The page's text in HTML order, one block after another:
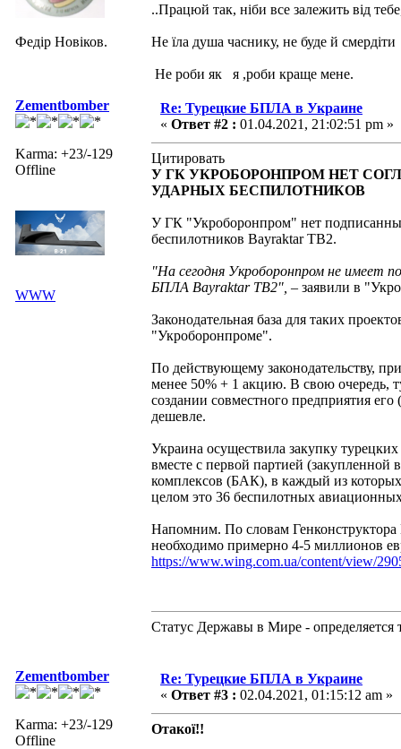
Федір Новіков.
..Працюй так, ніби все залежить від
Не їла душа часнику, не буде й смердіти
Не роби як я ,роби краще мене.
Zementbomber
Karma: +23/-129
Offline
WWW
Re: Турецкие БПЛА в Украине
« Ответ #2 : 01.04.2021, 21:02:51 pm »
Цитировать
У ГК УКРОБОРОНПРОМ НЕТ
УДАРНЫХ БЕСПИЛОТНИКОВ
У ГК "Укроборонпром" нет
беспилотников Bayraktar TB2.
"На сегодня Укроборонпром не имеет
БПЛА Bayraktar TB2", – заявили в
Законодательная база для таких
"Укроборонпроме".
По действующему законодательству,
менее 50% + 1 акцию. В свою очередь,
создании совместного предприятия
дешевле.
Украина осуществила закупку
вместе с первой партией
комплексов (БАК), в каждый из
целом это 36 беспилотных
Напомним. По словам
необходимо примерно 4-5 миллионов
https://www.wing.com.ua/content/view/
Статус Державы в Мире - определяется
Zementbomber
Karma: +23/-129
Offline
Re: Турецкие БПЛА в Украине
« Ответ #3 : 02.04.2021, 01:15:12 am »
Отакої!!